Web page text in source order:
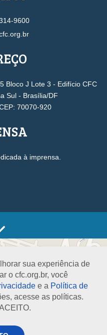
sua experiência de
o cfc.org.br, você
e a Política de
acesse as políticas.
9600
Bloco J Lote 3 - Edifício CFC
Sul - Brasília/DF
70070-920
à imprensa.